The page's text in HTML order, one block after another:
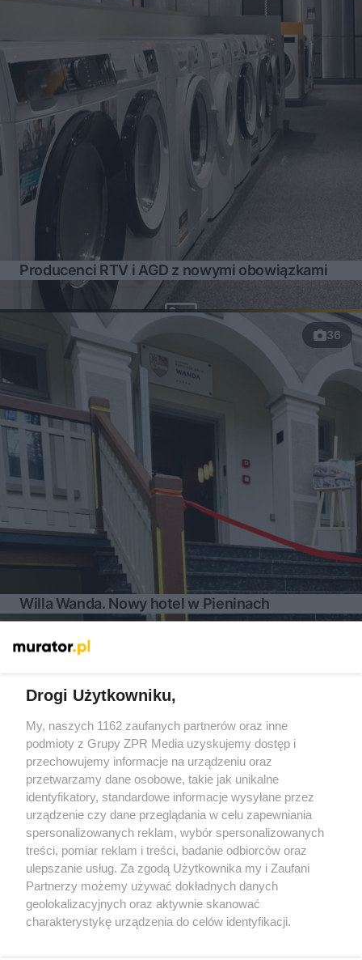
Producenci RTV i AGD z nowymi obowiązkami
36
Willa Wanda. Nowy hotel w Pieninach
Żaden utwór zamieszczony w serwisie nie może być powielany i
rozpowszechniany lub dalej rozpowszechniany w jakikolwiek
sposób (w tym także elektroniczny lub mechaniczny) na
jakimkolwiek polu eksploatacji w jakiejkolwiek formie, włącznie z
umieszczaniem w Internecie bez pisemnej zgody właściciela praw.
Jakiekolwiek użycie lub wykorzystanie utworów w całości lub w
części z naruszeniem prawa, tzn. bez właściwej zgody, jest
zabronione pod groźbą kary i może być ścigane prawnie.
Drogi Użytkowniku,
My, naszych 1162 zaufanych partnerów oraz inne
podmioty z Grupy ZPR Media uzyskujemy dostęp i
przechowujemy informacje na urządzeniu oraz
przetwarzamy dane osobowe, takie jak unikalne
identyfikatory, standardowe informacje wysyłane przez
urządzenie czy dane przeglądania w celu zapewniania
spersonalizowanych reklam, wybór spersonalizowanych
treści, pomiar reklam i treści, badanie odbiorców oraz
ulepszanie usług. Za zgodą Użytkownika my i Zaufani
Partnerzy możemy używać dokładnych danych
geolokalizacyjnych oraz aktywnie skanować
charakterystykę urządzenia do celów identyfikacji.